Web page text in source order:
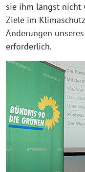
sie ihm längst nicht
Ziele im
Änderungen
erforderlich.